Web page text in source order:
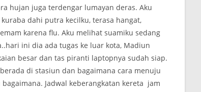
hujan juga terdengar lumayan deras. Aku
dahi putra kecilku, terasa hangat,
karena flu. Aku melihat suamiku sedang
ini dia ada tugas ke luar kota, Madiun
besar dan tas piranti laptopnya sudah siap.
di stasiun dan bagaimana cara menuju
Jadwal keberangkatan kereta jam